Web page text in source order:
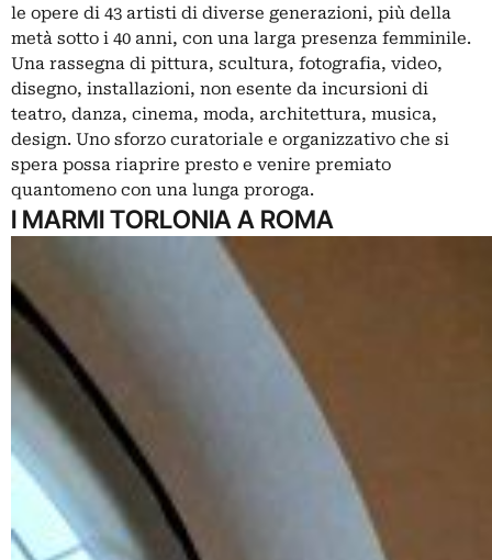
le opere di 43 artisti di diverse generazioni, più della
metà sotto i 40 anni, con una larga presenza femminile.
Una rassegna di pittura, scultura, fotografia, video,
disegno, installazioni, non esente da incursioni di
teatro, danza, cinema, moda, architettura, musica,
design. Uno sforzo curatoriale e organizzativo che si
spera possa riaprire presto e venire premiato
quantomeno con una lunga proroga.
I MARMI TORLONIA A ROMA